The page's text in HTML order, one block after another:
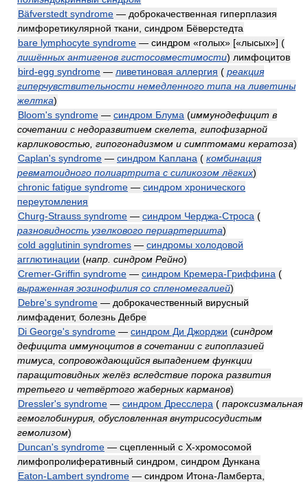
Bäfverstedt syndrome — доброкачественная гиперплазия
лимфоретикулярной ткани, синдром Бёверстедта
bare lymphocyte syndrome — синдром «голых» [«лысых»] (
лишённых антигенов гистосовместимости) лимфоцитов
bird-egg syndrome — ливетиновая аллергия ( реакция
гиперчувствительности немедленного типа на ливетины
желтка)
Bloom's syndrome — синдром Блума (иммунодефицит в
сочетании с недоразвитием скелета, гипофизарной
карликовостью, гипогонадизмом и симптомами кератоза)
Caplan's syndrome — синдром Каплана ( комбинация
ревматоидного полиартрита с силикозом лёгких)
chronic fatigue syndrome — синдром хронического
переутомления
Churg-Strauss syndrome — синдром Черджа-Строса (
разновидность узелкового периартериита)
cold agglutinin syndromes — синдромы холодовой
агглютинации (напр. синдром Рейно)
Cremer-Griffin syndrome — синдром Кремера-Гриффина (
выраженная эозинофилия со спленомегалией)
Debre's syndrome — доброкачественный вирусный
лимфаденит, болезнь Дебре
Di George's syndrome — синдром Ди Джорджи (синдром
дефицита иммуноцитов в сочетании с гипоплазией
тимуса, сопровождающийся выпадением функции
паращитовидных желёз вследствие порока развития
третьего и четвёртого жаберных карманов)
Dressler's syndrome — синдром Дресслера ( пароксизмальная
гемоглобинурия, обусловленная внутрисосудистым
гемолизом)
Duncan's syndrome — сцепленный с X-хромосомой
лимфопролиферативный синдром, синдром Дункана
Eaton-Lambert syndrome — синдром Итона-Ламберта,